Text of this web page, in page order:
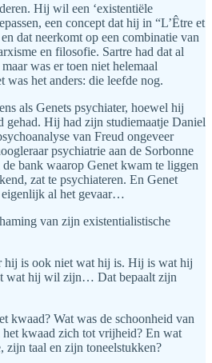
Hij wil een ‘existentiële
een concept dat hij in “L’Être et
dat neerkomt op een combinatie van
en filosofie. Sartre had dat al
was er toen niet helemaal
was het anders: die leefde nog.
als Genets psychiater, hoewel hij
gehad. Hij had zijn studiemaatje Daniel
van Freud ongeveer
psychiatrie aan de Sorbonne
bank waarop Genet kwam te liggen
zat te psychiateren. En Genet
eigenlijk al het gevaar…
van zijn existentialistische
hij is ook niet wat hij is. Hij is wat hij
wat hij wil zijn… Dat bepaalt zijn
kwaad? Wat was de schoonheid van
kwaad zich tot vrijheid? En wat
zijn taal en zijn toneelstukken?